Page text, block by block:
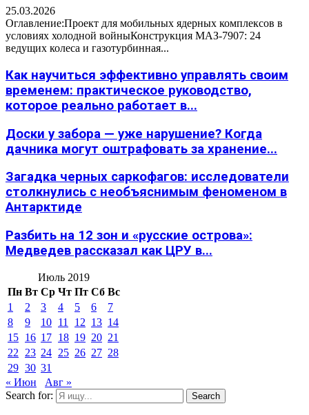
25.03.2026
Оглавление:Проект для мобильных ядерных комплексов в
условиях холодной войныКонструкция МАЗ-7907: 24
ведущих колеса и газотурбинная...
Как научиться эффективно управлять своим
временем: практическое руководство,
которое реально работает в...
Доски у забора — уже нарушение? Когда
дачника могут оштрафовать за хранение...
Загадка черных саркофагов: исследователи
столкнулись с необъяснимым феноменом в
Антарктиде
Разбить на 12 зон и «русские острова»:
Медведев рассказал как ЦРУ в...
Июль 2019
Пн Вт Ср Чт Пт Сб Вс
1
2 3 4 5 6
7
8
9 10 11 12 13 14
15 16 17 18 19 20 21
22
23 24 25 26 27 28
29 30 31
« Июн
Авг »
Search for:
Search